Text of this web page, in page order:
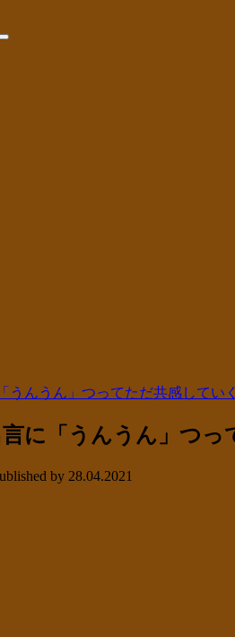
うんうん」つってただ共感してい
に「うんうん」つ
by 28.04.2021